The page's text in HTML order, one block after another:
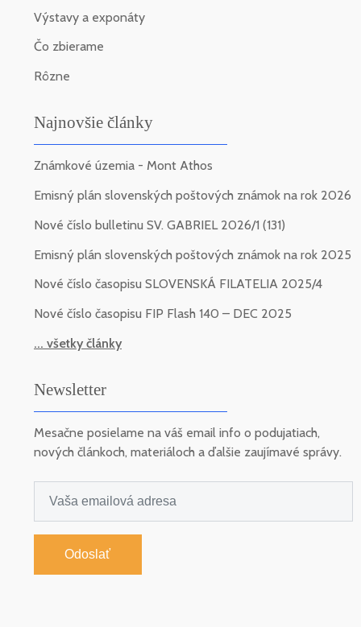
Výstavy a exponáty
Čo zbierame
Rôzne
Najnovšie články
Známkové územia - Mont Athos
Emisný plán slovenských poštových známok na rok 2026
Nové číslo bulletinu SV. GABRIEL 2026/1 (131)
Emisný plán slovenských poštových známok na rok 2025
Nové číslo časopisu SLOVENSKÁ FILATELIA 2025/4
Nové číslo časopisu FIP Flash 140 – DEC 2025
... všetky články
Newsletter
Mesačne posielame na váš email info o podujatiach,
nových článkoch, materiáloch a ďalšie zaujímavé správy.
Odoslať